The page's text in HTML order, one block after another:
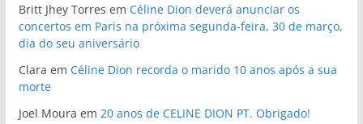
Britt Jhey Torres em Céline Dion deverá anunciar os
concertos em Paris na próxima segunda-feira, 30 de março,
dia do seu aniversário
Clara em Céline Dion recorda o marido 10 anos após a sua
morte
Joel Moura em 20 anos de CELINE DION PT. Obrigado!